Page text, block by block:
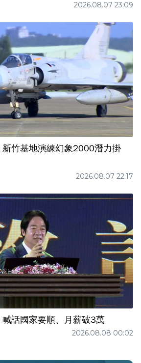
2026.08.07 23:09
竹基地演練幻象2000潛力掛
2026.08.07 22:17
話國家要順、月薪破3萬
2026.08.08 00:02